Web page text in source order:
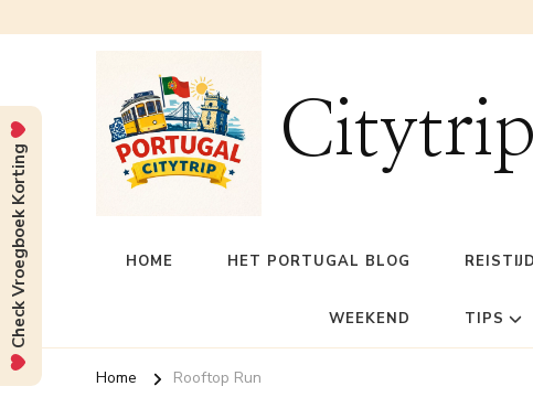
HOME HET PORTUGAL BLOG REISTIJD
WEEKEND TIPS
Home Rooftop Run
Check Vroegboek Korting